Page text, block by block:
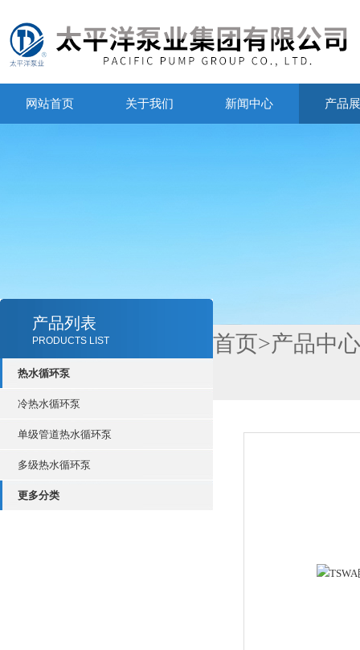
网站首页 关于我们 新闻中心 产品
产品列表
PRODUCTS LIST
热水循环泵
冷热水循环泵
单级管道热水循环泵
多级热水循环泵
更多分类
首页>产品中心